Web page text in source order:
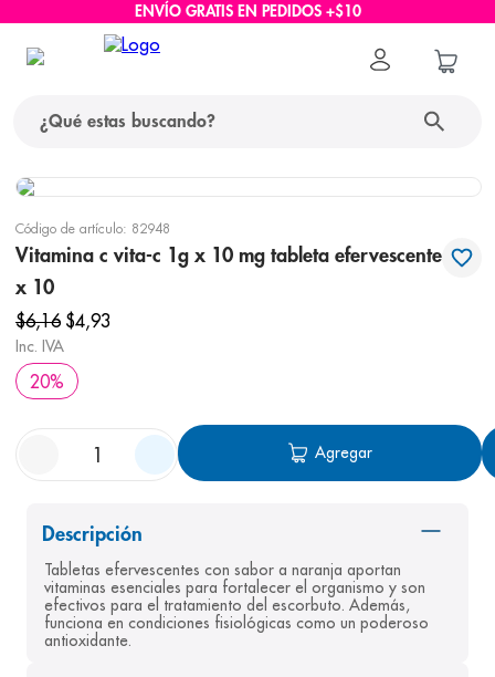
ENVÍO GRATIS EN PEDIDOS +$10
Código de artículo: 82948
Vitamina c vita-c 1g x 10 mg tableta efervescente
x 10
$6,16 $4,93
Inc. IVA
20%
Agregar
Descripción
Tabletas efervescentes con sabor a naranja aportan
vitaminas esenciales para fortalecer el organismo y son
efectivos para el tratamiento del escorbuto. Además,
funciona en condiciones fisiológicas como un poderoso
antioxidante.
términos más buscados
1. protector solar
2
3. eucerin
4. cerave
5.
shampoo
7. bioderma
9 . panolini
10. prueba embarazo